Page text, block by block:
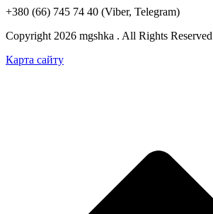
+380 (66) 745 74 40 (Viber, Telegram)
Copyright 2026 mgshka . All Rights Reserved
Карта сайту